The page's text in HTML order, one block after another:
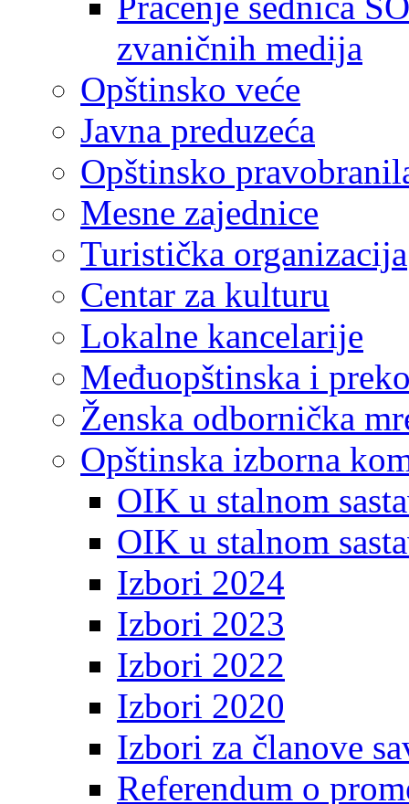
zvaničnih medija
Opštinsko veće
Javna preduzeća
Opštinsko
Mesne zajednice
Turistička organizacija
Centar za kulturu
Lokalne kancelarije
Međuopštinska i
Ženska odbornička
Opštinska izborna
OIK u stalnom
OIK u stalnom
Izbori 2024
Izbori 2023
Izbori 2022
Izbori 2020
Izbori za članove
Referendum o